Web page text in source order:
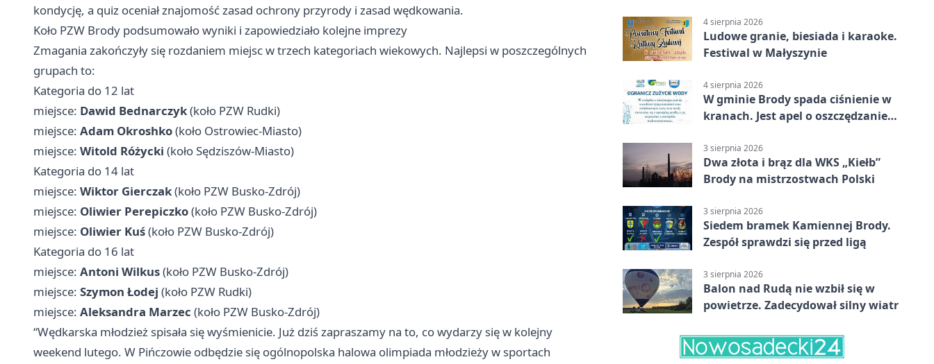
kondycję, a quiz oceniał znajomość zasad ochrony przyrody i zasad wędkowania.
Koło PZW Brody podsumowało wyniki i zapowiedziało kolejne imprezy
Zmagania zakończyły się rozdaniem miejsc w trzech kategoriach wiekowych. Najlepsi w poszczególnych
grupach to:
Kategoria do 12 lat
miejsce: Dawid Bednarczyk(koło PZW Rudki)
miejsce: Adam Okroshko(koło Ostrowiec-Miasto)
miejsce: Witold Różycki (koło Sędziszów-Miasto)
Kategoria do 14 lat
miejsce: Wiktor Gierczak(koło PZW Busko-Zdrój)
miejsce: Oliwier Perepiczko(koło PZW Busko-Zdrój)
miejsce: Oliwier Kuś(koło PZW Busko-Zdrój)
Kategoria do 16 lat
miejsce: Antoni Wilkus(koło PZW Busko-Zdrój)
miejsce: Szymon Łodej (koło PZW Rudki)
miejsce: Aleksandra Marzec (koło PZW Busko-Zdrój)
“Wędkarska młodzież spisała się wyśmienicie. Już dziś zapraszamy na to, co wydarzy się w kolejny
weekend lutego. W Pińczowie odbędzie się ogólnopolska halowa olimpiada młodzieży w sportach
4 sierpnia 2026
Ludowe granie, biesiada i karaoke.
Festiwal w Małyszynie
4 sierpnia 2026
W gminie Brody spada ciśnienie w
kranach. Jest apel o oszczędzanie
3 sierpnia 2026
Dwa złota i brąz dla WKS „Kiełb”
Brody na mistrzostwach Polski
3 sierpnia 2026
Siedem bramek Kamiennej Brody.
Zespół sprawdzi się przed ligą
3 sierpnia 2026
Balon nad Rudą nie wzbił się w
powietrze. Zadecydował silny wiatr